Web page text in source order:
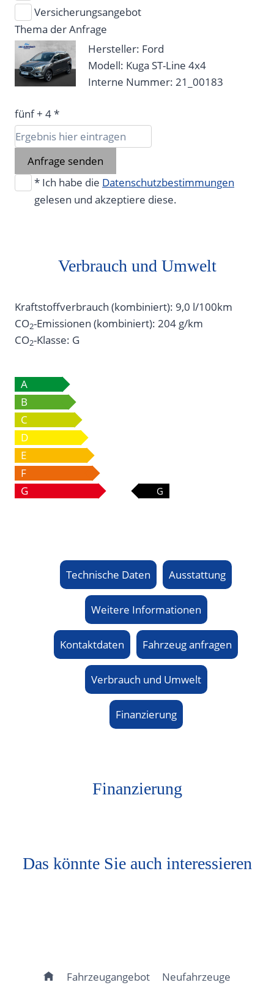
Versicherungsangebot
Thema der Anfrage
Hersteller: Ford
Modell: Kuga ST-Line 4x4
Interne Nummer: 21_00183
fünf + 4 *
Anfrage senden
* Ich habe die Datenschutzbestimmungen
gelesen und akzeptiere diese.
Verbrauch und Umwelt
Kraftstoffverbrauch (kombiniert): 9,0 l/100km
CO2-Emissionen (kombiniert): 204 g/km
CO2-Klasse: G
A
B
C
D
E
F
G
G
Technische Daten Ausstattung
Weitere Informationen
Kontaktdaten Fahrzeug anfragen
Verbrauch und Umwelt
Finanzierung
Finanzierung
Das könnte Sie auch interessieren
Fahrzeugangebot Neufahrzeuge